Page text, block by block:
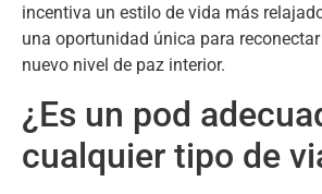
incentiva un estilo de vida más
una oportunidad única para
nuevo nivel de paz interior.
¿Es un pod
cualquier tipo de